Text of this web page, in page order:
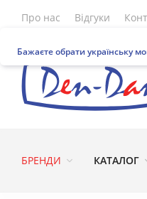
Про нас Відгуки
БРЕНДИ КАТАЛОГ
Бажаєте обрати українську